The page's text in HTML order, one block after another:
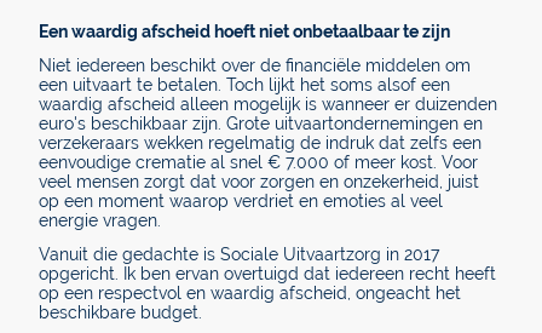
Een waardig afscheid hoeft niet onbetaalbaar te zijn
Niet iedereen beschikt over de financiële middelen om
een uitvaart te betalen. Toch lijkt het soms alsof een
waardig afscheid alleen mogelijk is wanneer er duizenden
euro's beschikbaar zijn. Grote uitvaartondernemingen en
verzekeraars wekken regelmatig de indruk dat zelfs een
eenvoudige crematie al snel € 7.000 of meer kost. Voor
veel mensen zorgt dat voor zorgen en onzekerheid, juist
op een moment waarop verdriet en emoties al veel
energie vragen.
Vanuit die gedachte is Sociale Uitvaartzorg in 2017
opgericht. Ik ben ervan overtuigd dat iedereen recht heeft
op een respectvol en waardig afscheid, ongeacht het
beschikbare budget.